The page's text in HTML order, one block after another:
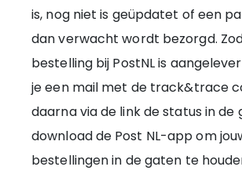
is, nog niet is geüpdatet of een
dan verwacht wordt bezorgd.
bestelling bij PostNL is
je een mail met de track&trace
daarna via de link de status in de
download de Post NL-app om
bestellingen in de gaten te